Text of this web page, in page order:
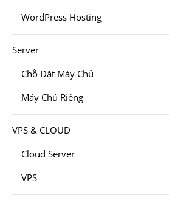
WordPress Hosting
Server
Chỗ Đặt Máy Chủ
Máy Chủ Riêng
VPS & CLOUD
Cloud Server
VPS